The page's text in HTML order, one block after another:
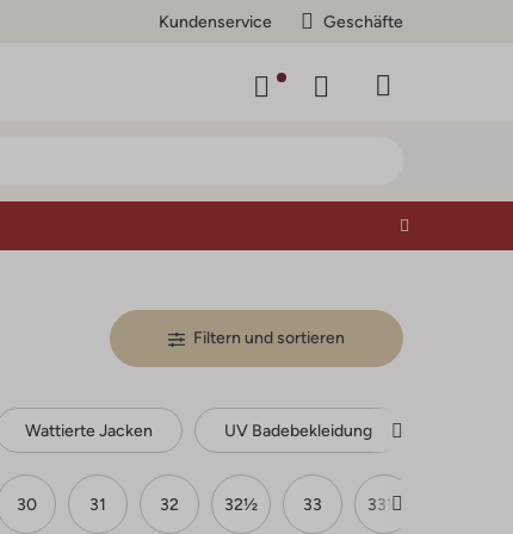
Kundenservice Geschäfte
Filtern und sortieren
Wattierte Jacken UV Badebekleidung
30 31 32 32½ 33 33½